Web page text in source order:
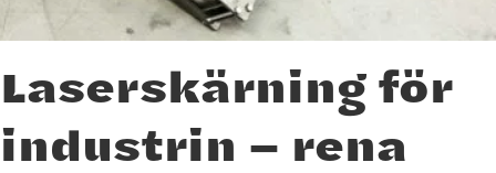
Laserskärning för
industrin – rena